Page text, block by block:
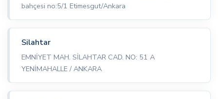
bahçesi no:5/1 Etimesgut/Ankara
Silahtar
EMNİYET MAH. SİLAHTAR CAD. NO: 51 A
YENİMAHALLE / ANKARA